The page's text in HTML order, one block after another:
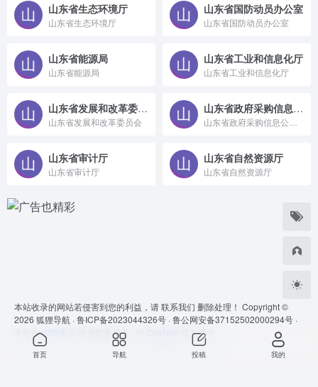
山东省生态环境厅
山东省生态环境厅
山东省国防动员办公室
山东省国防动员办公室
山东省能源局
山东省能源局
山东省工业和信息化厅
山东省工业和信息化厅
山东省发展和改革委员会
山东省发展和改革委员会
山东省政府采购信息公开平台
山东省审计厅
山东省审计厅
山东省自然资源厅
山东省自然资源厅
本站收录的网站若侵害到您的利益，请联系我们 删除处理！ Copyright ©
2026 狐狸导航 ·鲁ICP备2023044326号 ·鲁公网安备37152502000294号 ·
本站由蜜蜂图床 提供图像服务 · 由 强力驱动
首页 导航 投稿 我的